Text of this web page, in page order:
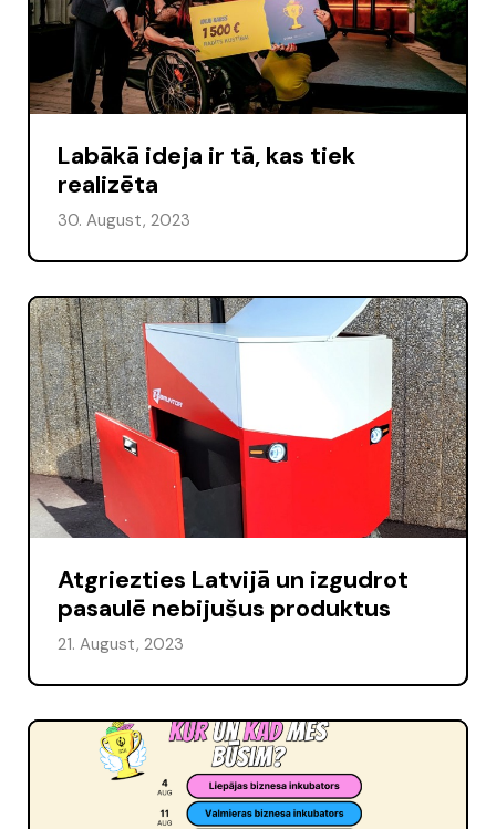
Labākā ideja ir tā, kas tiek
realizēta
30. August, 2023
Atgriezties Latvijā un izgudrot
pasaulē nebijušus produktus
21. August, 2023